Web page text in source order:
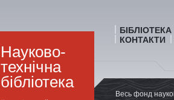
Науково-
технічна
бібліотека
БІБЛІОТЕКА
КОНТАКТИ
Весь фонд